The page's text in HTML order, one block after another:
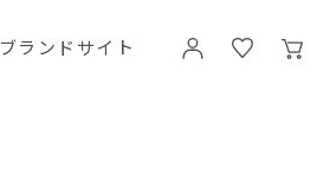
ブランドサイト